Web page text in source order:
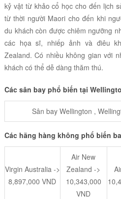
kỷ vật từ khảo cổ học cho đến lịch
từ thời người Maori cho đến khi
du khách còn được chiêm ngưỡng
các họa sĩ, nhiếp ảnh và điêu
Zealand. Có nhiều không gian với
khách có thể dễ dàng thăm thú.
Các sân bay phổ biến tại
Sân bay Wellington ,
Các hãng hàng không phổ biến
Virgin Australia ->
8,897,000 VND
Air New
Zealand ->
10,343,000
VND